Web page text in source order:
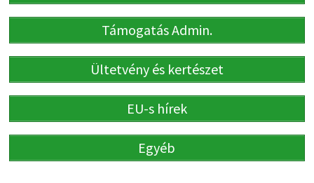
Támogatás Admin.
Ültetvény és kertészet
EU-s hírek
Egyéb